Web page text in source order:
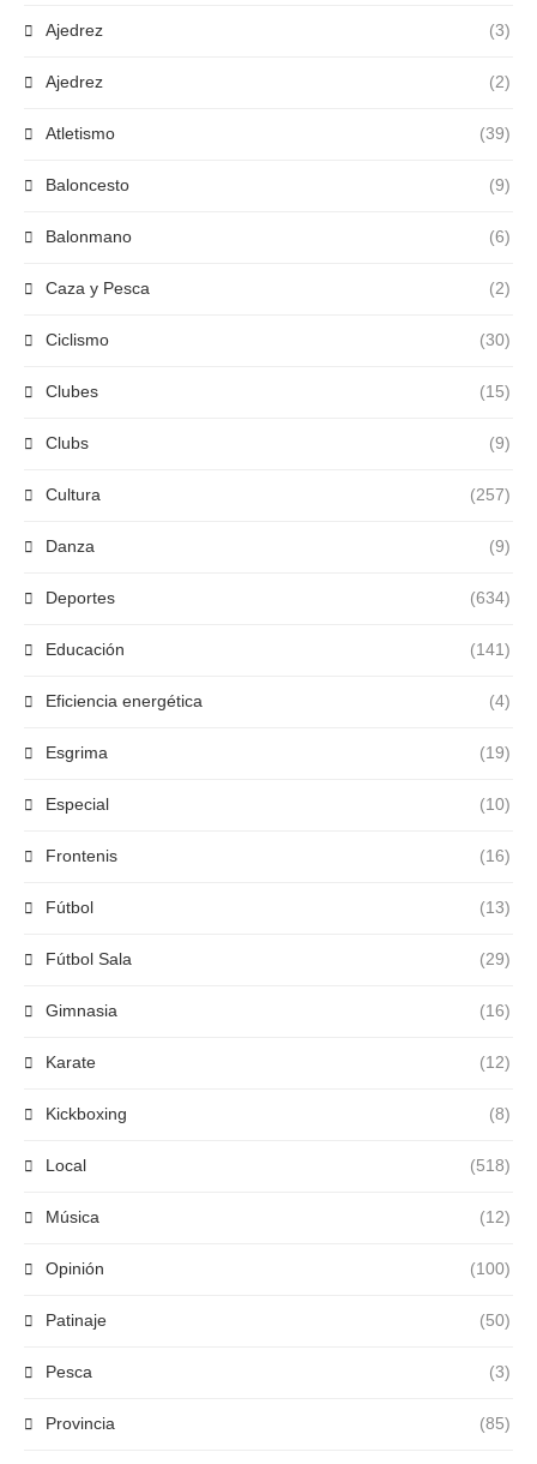
Ajedrez (3)
Ajedrez (2)
Atletismo (39)
Baloncesto (9)
Balonmano (6)
Caza y Pesca (2)
Ciclismo (30)
Clubes (15)
Clubs (9)
Cultura (257)
Danza (9)
Deportes (634)
Educación (141)
Eficiencia energética (4)
Esgrima (19)
Especial (10)
Frontenis (16)
Fútbol (13)
Fútbol Sala (29)
Gimnasia (16)
Karate (12)
Kickboxing (8)
Local (518)
Música (12)
Opinión (100)
Patinaje (50)
Pesca (3)
Provincia (85)